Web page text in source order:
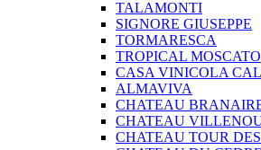
TALAMONTI
SIGNORE GIUSEPPE
TORMARESCA
TROPICAL MOSCATO
CASA VINICOLA
ALMAVIVA
CHATEAU
CHATEAU
CHATEAU TOUR